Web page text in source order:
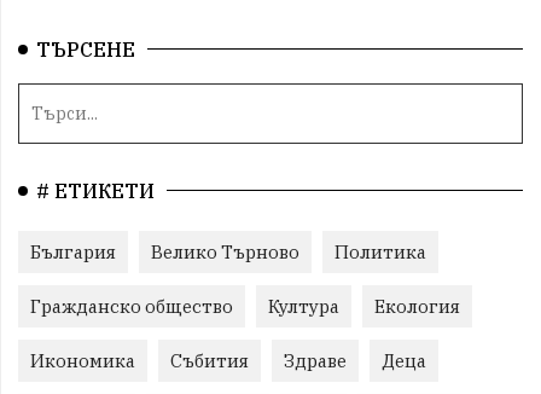
ТЪРСЕНЕ
# ЕТИКЕТИ
България Велико Търново Политика
Гражданско общество Култура Екология
Икономика Събития Здраве Деца